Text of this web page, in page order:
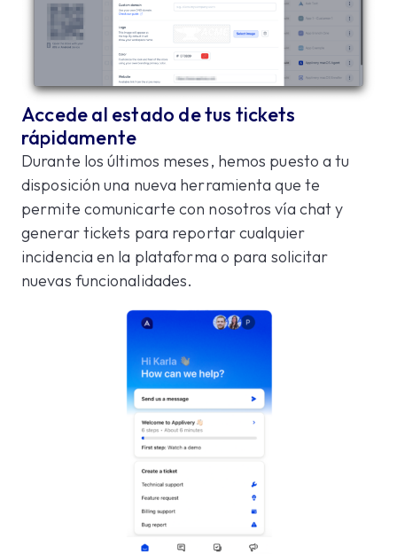
Accede al estado de tus tickets
rápidamente
Durante los últimos meses, hemos puesto a tu
disposición una nueva herramienta que te
permite comunicarte con nosotros vía chat y
generar tickets para reportar cualquier
incidencia en la plataforma o para solicitar
nuevas funcionalidades.